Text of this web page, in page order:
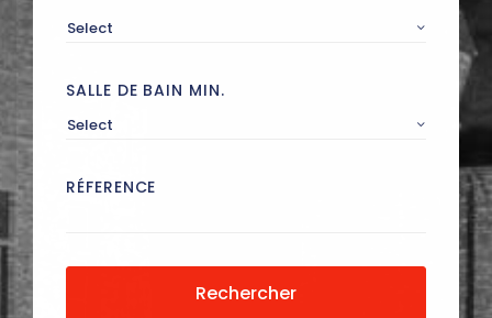
Select
SALLE DE BAIN MIN.
Select
RÉFERENCE
Rechercher